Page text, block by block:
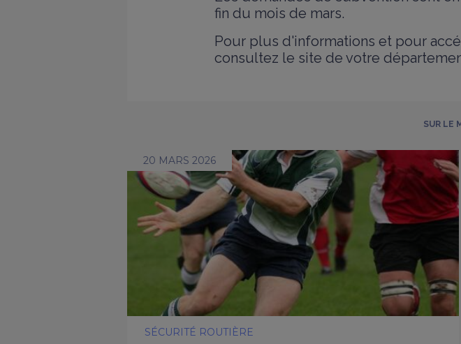
fin du mois de mars.
Pour plus d'informations et pour
consultez le site de votre
SUR LE
20 MARS 2026
SÉCURITÉ ROUTIÈRE